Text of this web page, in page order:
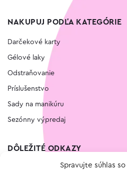
Spravujte súhlas
NAKUPUJ PODĽA KATEGÓRIE
Darčekové karty
Gélové laky
Odstraňovanie
Príslušenstvo
Sady na manikúru
Sezónny výpredaj
DÔLEŽITÉ ODKAZY